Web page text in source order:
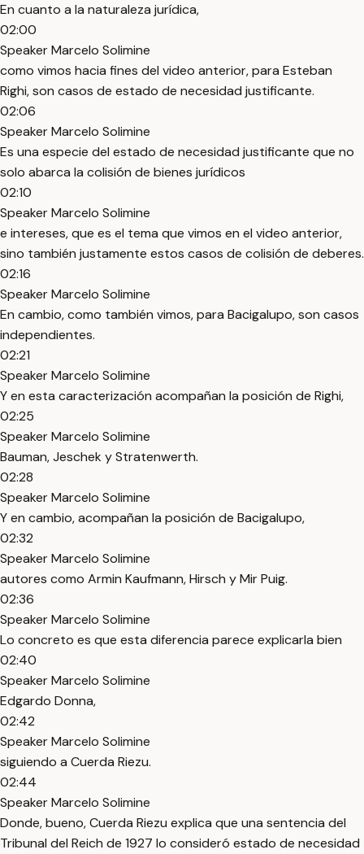
En cuanto a la naturaleza jurídica,
02:00
Speaker Marcelo Solimine
como vimos hacia fines del video anterior, para Esteban
Righi, son casos de estado de necesidad justificante.
02:06
Speaker Marcelo Solimine
Es una especie del estado de necesidad justificante que no
solo abarca la colisión de bienes jurídicos
02:10
Speaker Marcelo Solimine
e intereses, que es el tema que vimos en el video anterior,
sino también justamente estos casos de colisión de deberes.
02:16
Speaker Marcelo Solimine
En cambio, como también vimos, para Bacigalupo, son casos
independientes.
02:21
Speaker Marcelo Solimine
Y en esta caracterización acompañan la posición de Righi,
02:25
Speaker Marcelo Solimine
Bauman, Jeschek y Stratenwerth.
02:28
Speaker Marcelo Solimine
Y en cambio, acompañan la posición de Bacigalupo,
02:32
Speaker Marcelo Solimine
autores como Armin Kaufmann, Hirsch y Mir Puig.
02:36
Speaker Marcelo Solimine
Lo concreto es que esta diferencia parece explicarla bien
02:40
Speaker Marcelo Solimine
Edgardo Donna,
02:42
Speaker Marcelo Solimine
siguiendo a Cuerda Riezu.
02:44
Speaker Marcelo Solimine
Donde, bueno, Cuerda Riezu explica que una sentencia del
Tribunal del Reich de 1927 lo consideró estado de necesidad